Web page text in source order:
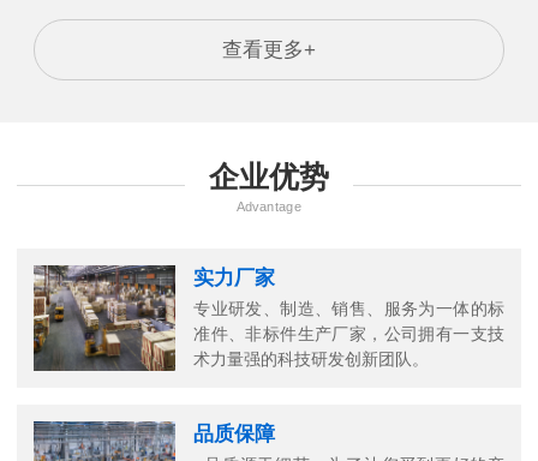
查看更多+
企业优势
Advantage
实力厂家
专业研发、制造、销售、服务为一体的标
准件、非标件生产厂家，公司拥有一支技
术力量强的科技研发创新团队。
品质保障